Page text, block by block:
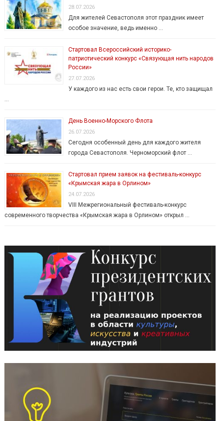
28.07.2026
Для жителей Севастополя этот праздник имеет
особое значение, ведь именно …
Стартовал Всероссийский историко-
патриотический конкурс «Связующая нить народов
России»
27.07.2026
У каждого из нас есть свои герои. Те, кто защищал
День Военно-Морского Флота
26.07.2026
Сегодня особенный день для каждого жителя
города Севастополя. Черноморский флот …
Стартовал прием заявок на фестиваль-конкурс
«Крымская жара в Орлином»
24.07.2026
VIII Межрегиональный фестиваль-конкурс
современного творчества «Крымская жара в Орлином» открыл …